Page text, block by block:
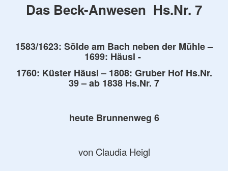
Das Beck-Anwesen Hs.Nr. 7
1583/1623: Sölde am Bach neben der Mühle –
1699: Häusl -
1760: Küster Häusl – 1808: Gruber Hof Hs.Nr.
39 – ab 1838 Hs.Nr. 7
heute Brunnenweg 6
von Claudia Heigl